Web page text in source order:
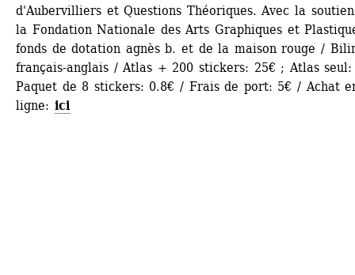
d'Aubervilliers et Questions Théoriques. Avec la
la Fondation Nationale des Arts Graphiques et
fonds de dotation agnès b. et de la maison rouge /
français-anglais / Atlas + 200 stickers: 25€ ; Atlas
Paquet de 8 stickers: 0.8€ / Frais de port: 5€ / Achat
ligne: ici